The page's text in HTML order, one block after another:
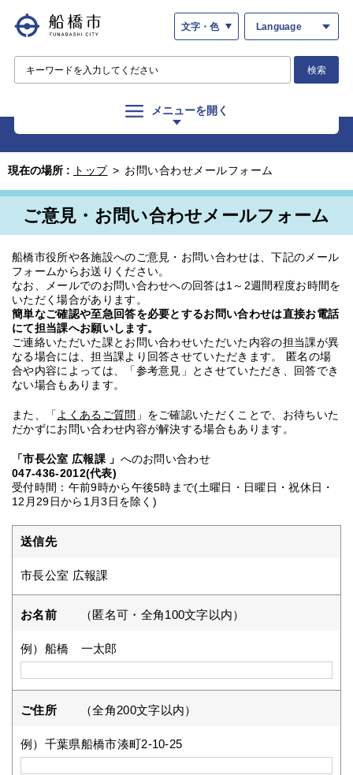
文字・色 Language
検索
メニューを開く
現在の場所 : トップ > お問い合わせメールフォーム
ご意見・お問い合わせメールフォーム
船橋市役所や各施設へのご意見・お問い合わせは、下記のメール
フォームからお送りください。
なお、メールでのお問い合わせへの回答は1～2週間程度お時間を
いただく場合があります。
簡単なご確認や至急回答を必要とするお問い合わせは直接お電話
にて担当課へお願いします。
ご連絡いただいた課とお問い合わせいただいた内容の担当課が異
なる場合には、担当課より回答させていただきます。 匿名の場
合や内容によっては、「参考意見」とさせていただき、回答でき
ない場合もあります。
また、「 よくあるご質問 」をご確認いただくことで、お待ちいた
だかずにお問い合わせ内容が解決する場合もあります。
「市長公室 広報課 」 へのお問い合わせ
047-436-2012(代表)
受付時間：午前9時から午後5時まで(土曜日・日曜日・祝休日・
12月29日から1月3日を除く)
送信先
市長公室 広報課
お名前 （匿名可・全角100文字以内）
例）船橋 一太郎
ご住所 （全角200文字以内）
例）千葉県船橋市湊町2-10-25